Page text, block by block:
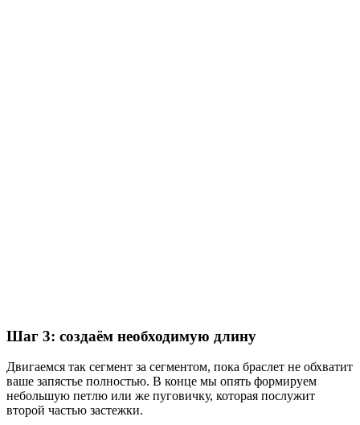
Шаг 3: создаём необходимую длину
Двигаемся так сегмент за сегментом, пока браслет не обхватит
ваше запястье полностью. В конце мы опять формируем
небольшую петлю или же пуговичку, которая послужит
второй частью застежки.